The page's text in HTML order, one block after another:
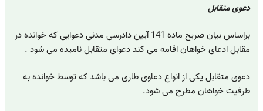
دعوی متقابل
براساس بیان صریح ماده 141 آیین دادرسی مدنی دعوایی که خوانده در
مقابل ادعای خواهان اقامه می کند دعوای متقابل نامیده می شود .
دعوی متقابل یکی از انواع دعاوی طاری می باشد که توسط خوانده به
طرفیت خواهان مطرح می شود.